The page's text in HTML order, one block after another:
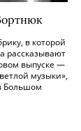
в которой
рассказывают
выпуске —
музыки»,
Большом